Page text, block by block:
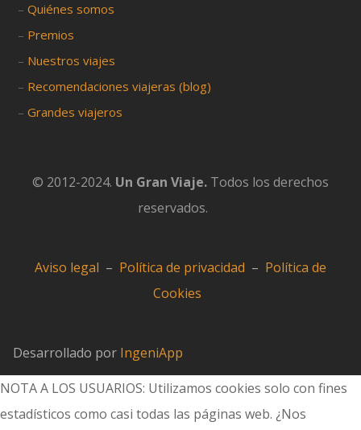
–Quiénes somos
– Premios
– Nuestros viajes
– Recomendaciones viajeras (blog)
–Grandes viajeros
© 2012-2024. Un Gran Viaje. Todos los derechos
reservados.
Aviso legal – Política de privacidad – Política de
Cookies
Desarrollado por IngeniApp
NOTA A LOS USUARIOS: Utilizamos cookies solo con fines
estadísticos como casi todas las páginas web. ¿Nos